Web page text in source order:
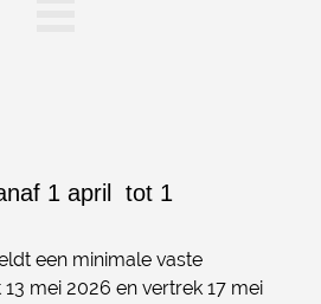
1 april tot 1
een minimale vaste
mei 2026 en vertrek 17 mei